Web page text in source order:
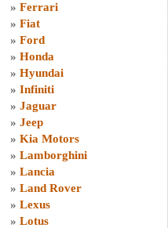
» Ferrari
» Fiat
» Ford
» Honda
» Hyundai
» Infiniti
» Jaguar
» Jeep
» Kia Motors
» Lamborghini
» Lancia
» Land Rover
» Lexus
» Lotus